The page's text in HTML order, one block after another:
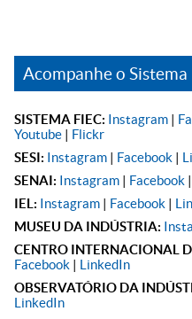
Acompanhe o Sistema
SISTEMA FIEC: Instagram |
Youtube | Flickr
SESI: Instagram | Facebook |
SENAI: Instagram | Facebook |
IEL: Instagram | Facebook |
MUSEU DA INDÚSTRIA:
CENTRO INTERNACIONAL
Facebook | LinkedIn
OBSERVATÓRIO DA
LinkedIn